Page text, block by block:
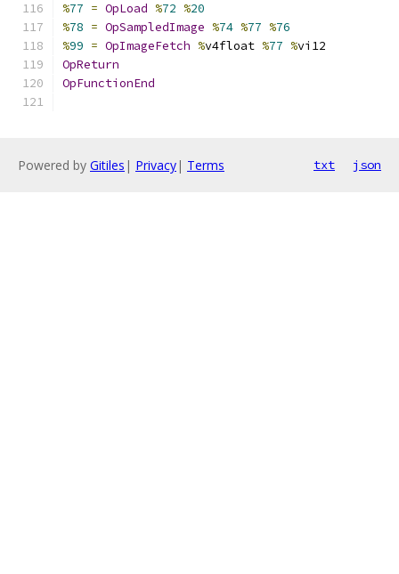
%77 = OpLoad %72 %20
%78 = OpSampledImage %74 %77 %76
%99 = OpImageFetch %v4float %77 %vi12
OpReturn
OpFunctionEnd
Powered by Gitiles | Privacy| Terms txt json